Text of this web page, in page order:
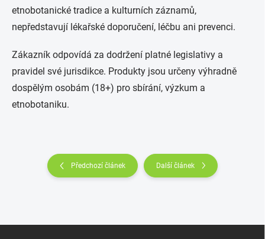
etnobotanické tradice a kulturních záznamů,
nepředstavují lékařské doporučení, léčbu ani prevenci.
Zákazník odpovídá za dodržení platné legislativy a
pravidel své jurisdikce. Produkty jsou určeny výhradně
dospělým osobám (18+) pro sbírání, výzkum a
etnobotaniku.
Předchozí článek Další článek